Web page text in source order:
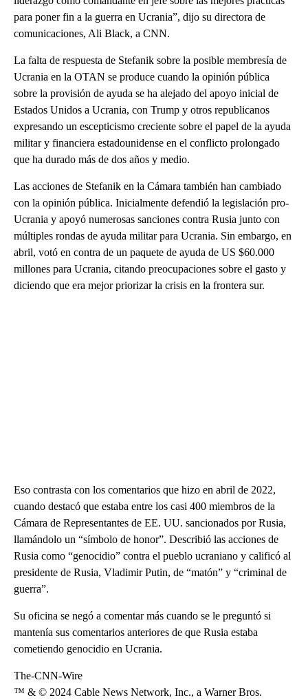
para poner fin a la guerra en Ucrania”, dijo su directora de
comunicaciones, Ali Black, a CNN.
La falta de respuesta de Stefanik sobre la posible membresía de
Ucrania en la OTAN se produce cuando la opinión pública
sobre la provisión de ayuda se ha alejado del apoyo inicial de
Estados Unidos a Ucrania, con Trump y otros republicanos
expresando un escepticismo creciente sobre el papel de la ayuda
militar y financiera estadounidense en el conflicto prolongado
que ha durado más de dos años y medio.
Las acciones de Stefanik en la Cámara también han cambiado
con la opinión pública. Inicialmente defendió la legislación pro-
Ucrania y apoyó numerosas sanciones contra Rusia junto con
múltiples rondas de ayuda militar para Ucrania. Sin embargo, en
abril, votó en contra de un paquete de ayuda de US $60.000
millones para Ucrania, citando preocupaciones sobre el gasto y
diciendo que era mejor priorizar la crisis en la frontera sur.
Eso contrasta con los comentarios que hizo en abril de 2022,
cuando destacó que estaba entre los casi 400 miembros de la
Cámara de Representantes de EE. UU. sancionados por Rusia,
llamándolo un “símbolo de honor”. Describió las acciones de
Rusia como “genocidio” contra el pueblo ucraniano y calificó al
presidente de Rusia, Vladimir Putin, de “matón” y “criminal de
guerra”.
Su oficina se negó a comentar más cuando se le preguntó si
mantenía sus comentarios anteriores de que Rusia estaba
cometiendo genocidio en Ucrania.
The-CNN-Wire
™ & © 2024 Cable News Network, Inc., a Warner Bros.